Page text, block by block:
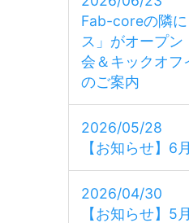
Fab-coreの隣
ス」がオープ
会＆キックオフ
のご案内
2026/05/28
【お知らせ】6
2026/04/30
【お知らせ】5